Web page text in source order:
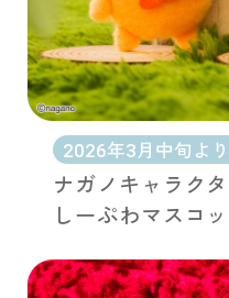
2026年3月中旬よ
ナガノキャラク
しーぷわマスコ